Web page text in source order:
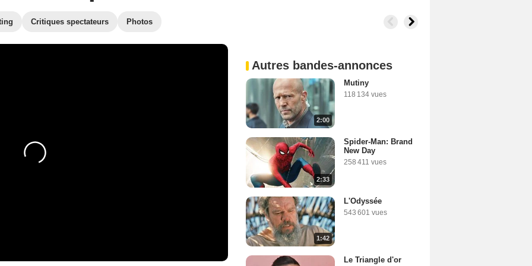
Critiques spectateurs Photos
Autres bandes-annonces
2:00
Mutiny
118 134 vues
2:33
Spider-Man: Brand
New Day
258 411 vues
1:42
L'Odyssée
543 601 vues
Le Triangle d'or